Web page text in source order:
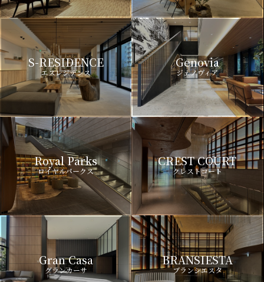
S-RESIDENCE
エスレジデンス
Genovia
ジェノヴィア
Royal Parks
ロイヤルパークス
CREST COURT
クレストコート
Gran Casa
グランカーサ
BRANSIESTA
ブランシエスタ